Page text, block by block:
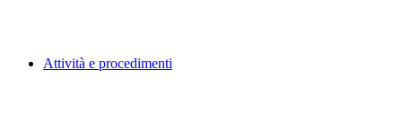
Attività e procedimenti